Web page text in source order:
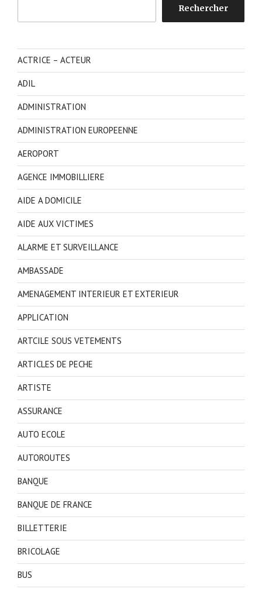
Rechercher
ACTRICE – ACTEUR
ADIL
ADMINISTRATION
ADMINISTRATION EUROPEENNE
AEROPORT
AGENCE IMMOBILLIERE
AIDE A DOMICILE
AIDE AUX VICTIMES
ALARME ET SURVEILLANCE
AMBASSADE
AMENAGEMENT INTERIEUR ET EXTERIEUR
APPLICATION
ARTCILE SOUS VETEMENTS
ARTICLES DE PECHE
ARTISTE
ASSURANCE
AUTO ECOLE
AUTOROUTES
BANQUE
BANQUE DE FRANCE
BILLETTERIE
BRICOLAGE
BUS